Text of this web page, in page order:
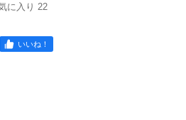
に入り 22
いいね！